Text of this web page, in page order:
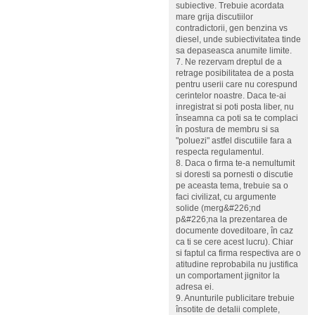
subiective. Trebuie acordata
mare grija discutiilor
contradictorii, gen benzina vs
diesel, unde subiectivitatea tinde
sa depaseasca anumite limite.
7. Ne rezervam dreptul de a
retrage posibilitatea de a posta
pentru userii care nu corespund
cerintelor noastre. Daca te-ai
inregistrat si poti posta liber, nu
înseamna ca poti sa te complaci
în postura de membru si sa
"poluezi" astfel discutiile fara a
respecta regulamentul.
8. Daca o firma te-a nemultumit
si doresti sa pornesti o discutie
pe aceasta tema, trebuie sa o
faci civilizat, cu argumente
solide (merg&#226;nd
p&#226;na la prezentarea de
documente doveditoare, în caz
ca ti se cere acest lucru). Chiar
si faptul ca firma respectiva are o
atitudine reprobabila nu justifica
un comportament jignitor la
adresa ei.
9. Anunturile publicitare trebuie
însotite de detalii complete,